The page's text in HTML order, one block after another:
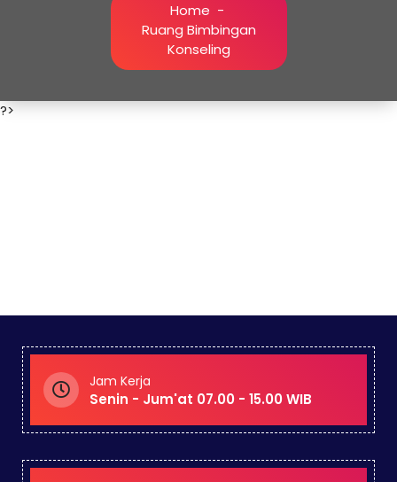
Home -
Ruang Bimbingan
Konseling
?>
Jam Kerja
Senin - Jum'at 07.00 - 15.00 WIB